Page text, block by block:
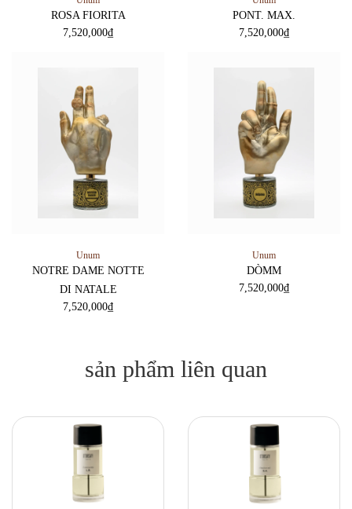
ROSA FIORITA
7,520,000₫
PONT. MAX.
7,520,000₫
Unum
NOTRE DAME NOTTE
DI NATALE
7,520,000₫
Unum
DÒMM
7,520,000₫
sản phẩm liên quan